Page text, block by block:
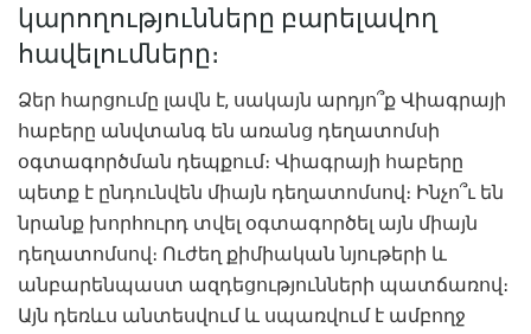
կարողությունները բարելավող
հավելումները։
Ձեր հարցումը լավն է, սակայն արդյո՞ք Վիագրայի
հաբերը անվտանգ են առանց դեղատոմսի
օգտագործման դեպքում։ Վիագրայի հաբերը
պետք է ընդունվեն միայն դեղատոմսով։ Ինչո՞ւ են
նրանք խորհուրդ տվել օգտագործել այն միայն
դեղատոմսով։ Ուժեղ քիմիական նյութերի և
անբարենպաստ ազդեցությունների պատճառով։
Այն դեռևս անտեսվում և սպառվում է ամբողջ